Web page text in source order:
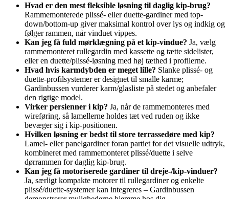
Hvad er den mest fleksible løsning til daglig kip-brug?
Rammemonterede plissé- eller duette-gardiner med top-
down/bottom-up giver maksimal kontrol over lys og indkig og
følger rammen, når vinduet vippes.
Kan jeg få fuld mørklægning på et kip-vindue? Ja, vælg
rammemonteret rullegardin med kassette og tætte sidelister,
eller en duette/plissé-løsning med høj tæthed i profilerne.
Hvad hvis karmdybden er meget lille? Slanke plissé- og
duette-profilsystemer er designet til smalle karme;
Gardinbussen vurderer karm/glasliste på stedet og anbefaler
den rigtige model.
Virker persienner i kip? Ja, når de rammemonteres med
wireføring, så lamellerne holdes tæt ved ruden og ikke
bevæger sig i kip-positionen.
Hvilken løsning er bedst til store terrassedøre med kip?
Lamel- eller panelgardiner foran partiet for det visuelle udtryk,
kombineret med rammemonteret plissé/duette i selve
dørrammen for daglig kip-brug.
Kan jeg få motoriserede gardiner til dreje-/kip-vinduer?
Ja, særligt kompakte motorer til rullegardiner og enkelte
plissé/duette-systemer kan integreres – Gardinbussen